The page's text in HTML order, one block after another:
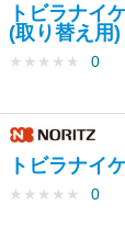
トビラナイ
(取り替え用)
★ ★ ★ ★ ★ 0
トビラナイ
★ ★ ★ ★ ★ 0